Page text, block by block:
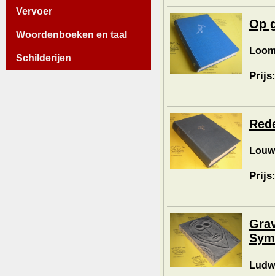
Vervoer
Woordenboeken en taal
Schilderijen
Op